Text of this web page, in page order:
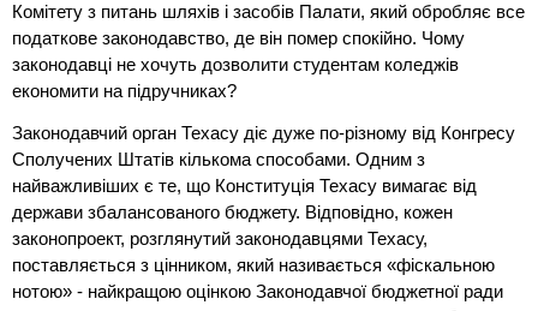
Комітету з питань шляхів і засобів Палати, який обробляє все
податкове законодавство, де він помер спокійно. Чому
законодавці не хочуть дозволити студентам коледжів
економити на підручниках?
Законодавчий орган Техасу діє дуже по-різному від Конгресу
Сполучених Штатів кількома способами. Одним з
найважливіших є те, що Конституція Техасу вимагає від
держави збалансованого бюджету. Відповідно, кожен
законопроект, розглянутий законодавцями Техасу,
поставляється з цінником, який називається «фіскальною
нотою» - найкращою оцінкою Законодавчої бюджетної ради